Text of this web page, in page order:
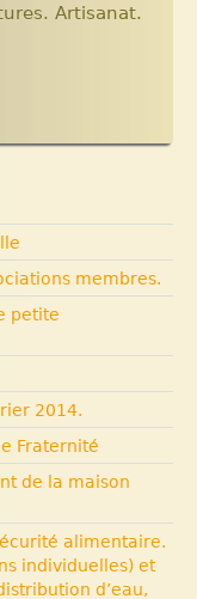
Victimes et
Artisanat.
membres.
petite
2014.
Fraternité
de la maison
alimentaire.
individuelles) et
d’eau,